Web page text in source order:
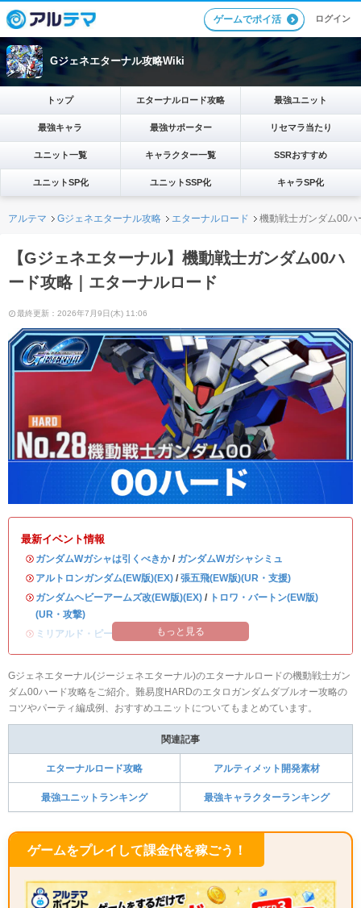
ゲームでポイ活 ログイン
Gジェネエターナル攻略Wiki
トップ エターナルロード攻略 最強ユニット
最強キャラ 最強サポーター リセマラ当たり
ユニット一覧 キャラクター一覧 SSRおすすめ
ユニットSP化 ユニットSSP化 キャラSP化
アルテマ Gジェネエターナル攻略 エターナルロード 機動戦士ガンダム00
【Gジェネエターナル】機動戦士ガンダム00ハ
ード攻略｜エターナルロード
最終更新：2026年7月9日(木) 11:06
最新イベント情報
・ ガンダムWガシャは引くべきか/ ガンダムWガシャシミュ
・ アルトロンガンダム(EW版)(EX) / 張五飛(EW版)(UR・支援)
・ ガンダムヘビーアームズ改(EW版)(EX) / トロワ・バートン(EW版)
(UR・攻撃)
・ ミリアルド・ピースクラフト&リーブラ
もっと見る
Gジェネエターナル(ジージェネエターナル)のエターナルロードの機動戦士ガン
ダム00ハード攻略をご紹介。難易度HARDのエタロガンダムダブルオー攻略の
コツやパーティ編成例、おすすめユニットについてもまとめています。
関連記事
エターナルロード攻略 アルティメット開発素材
最強ユニットランキング 最強キャラクターランキング
ゲームをプレイして課金代を稼ごう！